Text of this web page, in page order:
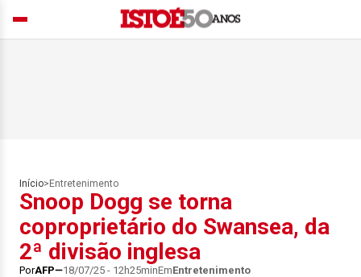
Início> Entretenimento
Snoop Dogg se torna
coproprietário do Swansea, da
2ª divisão inglesa
PorAFP 18/07/25 - 12h25minEmEntretenimento